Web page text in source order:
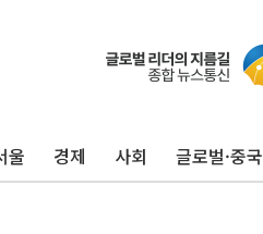
울 경제 사회 글로벌·중국
민주, 오늘 제주·인천
한상협, 업계 개인
트럼프, 쿡 연준 이사
유럽증시, 美 고용 예